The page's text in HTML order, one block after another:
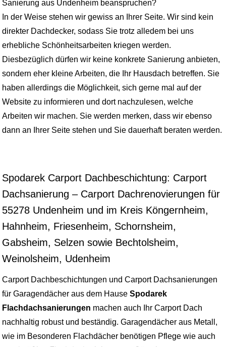
Sanierung aus Undenheim beanspruchen?
In der Weise stehen wir gewiss an Ihrer Seite. Wir sind kein
direkter Dachdecker, sodass Sie trotz alledem bei uns
erhebliche Schönheitsarbeiten kriegen werden.
Diesbezüglich dürfen wir keine konkrete Sanierung anbieten,
sondern eher kleine Arbeiten, die Ihr Hausdach betreffen. Sie
haben allerdings die Möglichkeit, sich gerne mal auf der
Website zu informieren und dort nachzulesen, welche
Arbeiten wir machen. Sie werden merken, dass wir ebenso
dann an Ihrer Seite stehen und Sie dauerhaft beraten werden.
Spodarek Carport Dachbeschichtung: Carport
Dachsanierung – Carport Dachrenovierungen für
55278 Undenheim und im Kreis Köngernheim,
Hahnheim, Friesenheim, Schornsheim,
Gabsheim, Selzen sowie Bechtolsheim,
Weinolsheim, Udenheim
Carport Dachbeschichtungen und Carport Dachsanierungen
für Garagendächer aus dem Hause Spodarek
Flachdachsanierungen machen auch Ihr Carport Dach
nachhaltig robust und beständig. Garagendächer aus Metall,
wie im Besonderen Flachdächer benötigen Pflege wie auch